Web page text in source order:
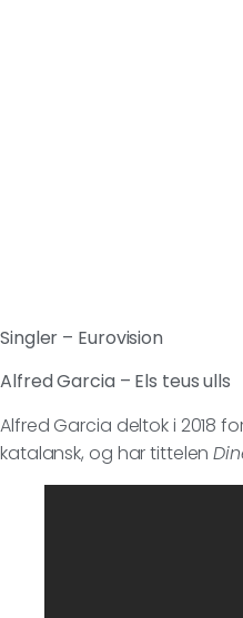
Singler – Eurovision
Alfred Garcia – Els teus ulls
Alfred Garcia deltok i 2018
katalansk, og har tittelen